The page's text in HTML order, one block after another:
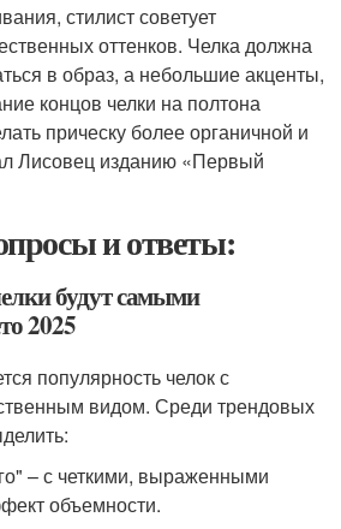
стилист советует
оттенков. Челка должна
в образ, а небольшие акценты,
концов челки на полтона
прическу более органичной и
Лисовец изданию «Первый
и ответы:
будут самыми
2025
популярность челок с
видом. Среди трендовых
– с четкими, выраженными
объемности.